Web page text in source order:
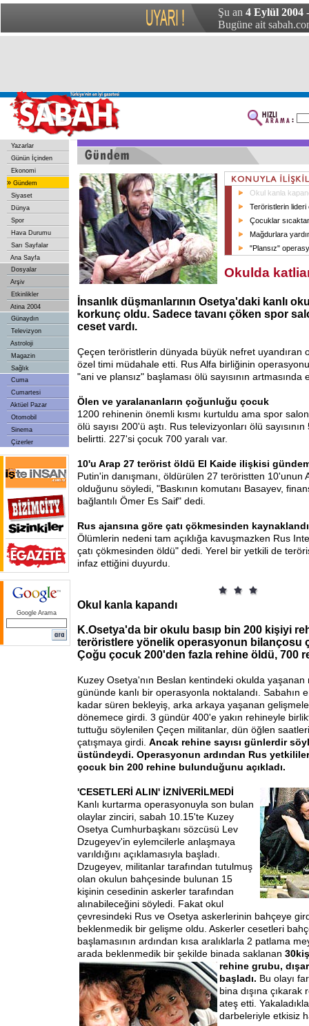
Şu an 4 Eylül 2004
Bugüne ait
Yazarlar
Günün İçinden
Ekonomi
» Gündem
Siyaset
Dünya
Spor
Hava Durumu
Sarı Sayfalar
Ana Sayfa
Dosyalar
Arşiv
Etkinlikler
Atina 2004
Günaydın
Televizyon
Astroloji
Magazin
Sağlık
Cuma
Cumartesi
Aktüel Pazar
Otomobil
Sinema
Çizerler
Google Arama
Okul kanla
Teröristlerin lideri
Çocuklar
Mağdurlara
"Plansız"
Okulda
İnsanlık düşmanlarının Osetya'daki kanlı
korkunç oldu. Sadece tavanı çöken spor
ceset vardı.
Çeçen teröristlerin dünyada büyük nefret uyandıran
özel timi müdahale etti. Rus Alfa birliğinin
"ani ve plansız" başlaması ölü sayısının artmasında
Ölen ve yaralananların çoğunluğu çocuk
1200 rehinenin önemli kısmı kurtuldu ama spor
ölü sayısı 200'ü aştı. Rus televizyonları ölü
belirtti. 227'si çocuk 700 yaralı var.
10'u Arap 27 terörist öldü El Kaide ilişkisi
Putin'in danışmanı, öldürülen 27 teröristten 10'unun
olduğunu söyledi, "Baskının komutanı Basayev,
bağlantılı Ömer Es Saif" dedi.
Rus ajansına göre çatı çökmesinden kaynaklandı
Ölümlerin nedeni tam açıklığa kavuşmazken Rus
çatı çökmesinden öldü" dedi. Yerel bir yetkili de
infaz ettiğini duyurdu.
Okul kanla kapandı
K.Osetya'da bir okulu basıp bin 200 kişiyi
teröristlere yönelik operasyonun bilançosu
Çoğu çocuk 200'den fazla rehine öldü, 700
Kuzey Osetya'nın Beslan kentindeki okulda
gününde kanlı bir operasyonla noktalandı. Sabahın
kadar süren bekleyiş, arka arkaya yaşanan
dönemece girdi. 3 gündür 400'e yakın rehineyle
tuttuğu söylenilen Çeçen militanlar, dün öğlen
çatışmaya girdi. Ancak rehine sayısı günlerdir
üstündeydi. Operasyonun ardından Rus
çocuk bin 200 rehine bulunduğunu açıkladı.
'CESETLERİ ALIN' İZNİVERİLMEDİ
Kanlı kurtarma operasyonuyla son bulan
olaylar zinciri, sabah 10.15'te Kuzey
Osetya Cumhurbaşkanı sözcüsü Lev
Dzugeyev'in eylemcilerle anlaşmaya
varıldığını açıklamasıyla başladı.
Dzugeyev, militanlar tarafından tutulmuş
olan okulun bahçesinde bulunan 15
kişinin cesedinin askerler tarafından
alınabileceğini söyledi. Fakat okul
çevresindeki Rus ve Osetya askerlerinin bahçeye
beklenmedik bir gelişme oldu. Askerler cesetleri
başlamasının ardından kısa aralıklarla 2 patlama
arada beklenmedik bir şekilde binada saklanan 30
rehine grubu,
başladı. Bu olayı
bina dışına
ateş etti.
darbeleriyle etkisiz